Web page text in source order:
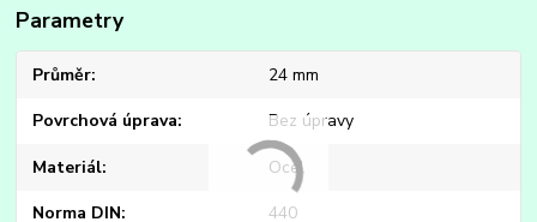
Parametry
Průměr 24 mm
Povrchová úprava Bez úpravy
Materiál Ocel
Norma DIN 440